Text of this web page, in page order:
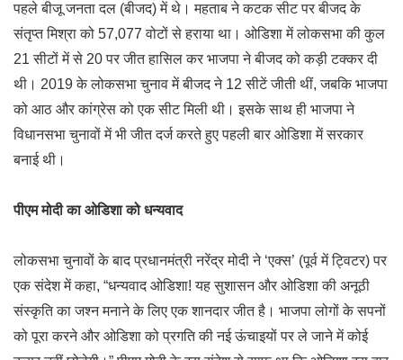
पहले बीजू जनता दल (बीजद) में थे। महताब ने कटक सीट पर बीजद के
संतृप्त मिश्रा को 57,077 वोटों से हराया था। ओडिशा में लोकसभा की कुल
21 सीटों में से 20 पर जीत हासिल कर भाजपा ने बीजद को कड़ी टक्कर दी
थी। 2019 के लोकसभा चुनाव में बीजद ने 12 सीटें जीती थीं, जबकि भाजपा
को आठ और कांग्रेस को एक सीट मिली थी। इसके साथ ही भाजपा ने
विधानसभा चुनावों में भी जीत दर्ज करते हुए पहली बार ओडिशा में सरकार
बनाई थी।
पीएम मोदी का ओडिशा को धन्यवाद
लोकसभा चुनावों के बाद प्रधानमंत्री नरेंद्र मोदी ने ‘एक्स’ (पूर्व में ट्विटर) पर
एक संदेश में कहा, “धन्यवाद ओडिशा! यह सुशासन और ओडिशा की अनूठी
संस्कृति का जश्न मनाने के लिए एक शानदार जीत है। भाजपा लोगों के सपनों
को पूरा करने और ओडिशा को प्रगति की नई ऊंचाइयों पर ले जाने में कोई